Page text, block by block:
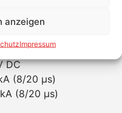
anzeigen
Impressum
DC
(8/20 µs)
(8/20 µs)